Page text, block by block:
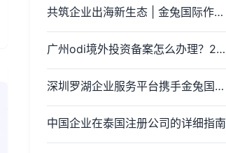
共筑企业出海新生态 | 金兔国际作为代表单位亮相宝安区出海服务中心揭牌仪式
广州odi境外投资备案怎么办理？2026年最新流程详解
深圳罗湖企业服务平台携手金兔国际ODI备案专家,共建跨境出海全链条服务新生态
中国企业在泰国注册公司的详细指南